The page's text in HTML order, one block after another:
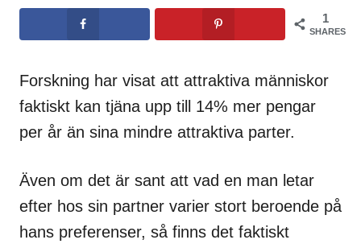
1
SHARES
Forskning har visat att attraktiva människor
faktiskt kan tjäna upp till 14% mer pengar
per år än sina mindre attraktiva parter.
Även om det är sant att vad en man letar
efter hos sin partner varier stort beroende på
hans preferenser, så finns det faktiskt